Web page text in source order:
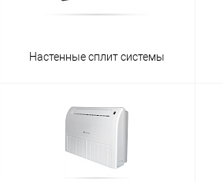
Настенные сплит системы